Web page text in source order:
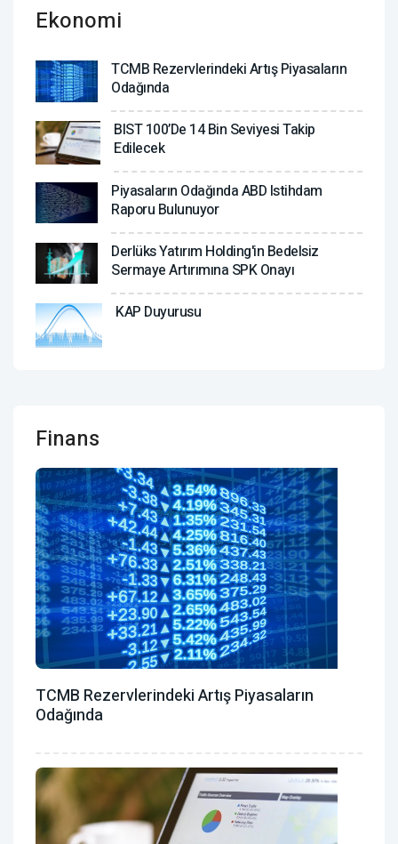
Ekonomi
TCMB Rezervlerindeki Artış Piyasaların
Odağında
BIST 100’de 14 Bin Seviyesi Takip
Edilecek
Piyasaların Odağında ABD Istihdam
Raporu Bulunuyor
Derlüks Yatırım Holding'in Bedelsiz
Sermaye Artırımına SPK Onayı
KAP Duyurusu
Finans
TCMB Rezervlerindeki Artış Piyasaların
Odağında